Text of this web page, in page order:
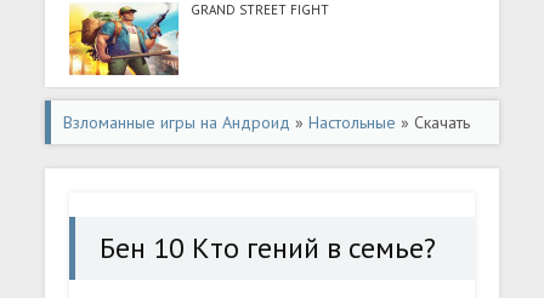
GRAND STREET FIGHT
Взломанные игры на Андроид »Настольные » Скачать
Бен 10 Кто гений в семье? (Много денег) на Андроид
Бен 10 Кто гений в семье?